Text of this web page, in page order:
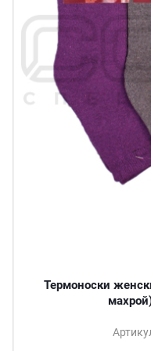
Термоноски